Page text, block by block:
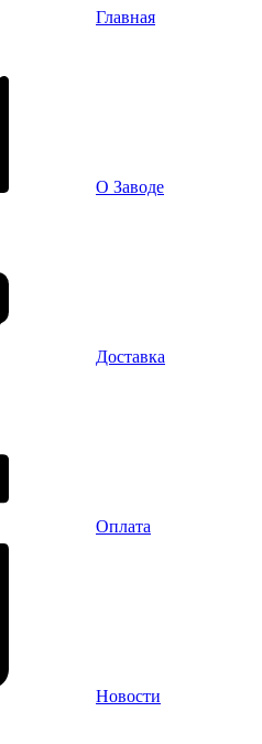
Главная
О Заводе
Доставка
Оплата
Новости